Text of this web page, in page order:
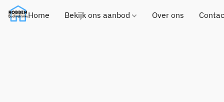
Home Bekijk ons aanbod Over ons